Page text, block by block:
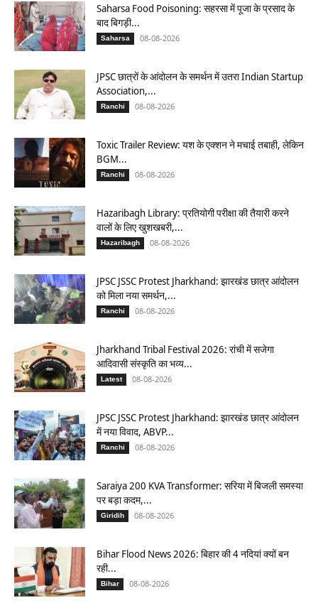
Saharsa Food Poisoning: सहरसा में पूजा के प्रसाद के
बाद बिगड़ी...
Saharsa 08-08-2026
JPSC छात्रों के आंदोलन के समर्थन में उतरा Indian Startup
Association,...
Ranchi 08-08-2026
Toxic Trailer Review: यश के एक्शन ने मचाई तबाही, लेकिन
BGM...
Ranchi 08-08-2026
Hazaribagh Library: प्रतियोगी परीक्षा की तैयारी करने
वालों के लिए खुशखबरी,...
Hazaribagh 08-08-2026
JPSC JSSC Protest Jharkhand: झारखंड छात्र आंदोलन
को मिला नया समर्थन,...
Ranchi 08-08-2026
Jharkhand Tribal Festival 2026: रांची में सजेगा
आदिवासी संस्कृति का भव्य...
Latest 08-08-2026
JPSC JSSC Protest Jharkhand: झारखंड छात्र आंदोलन
में नया विवाद, ABVP...
Ranchi 08-08-2026
Saraiya 200 KVA Transformer: सरिया में बिजली समस्या
पर बड़ा कदम,...
Giridih 08-08-2026
Bihar Flood News 2026: बिहार की 4 नदियां क्यों बन
रही...
Bihar 08-08-2026